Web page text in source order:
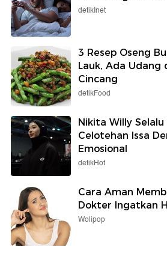
detikInet
3 Resep Oseng
Lauk, Ada Udang
Cincang
detikFood
Nikita Willy
Celotehan Issa
Emosional
detikHot
Cara Aman
Dokter Ingatkan
Wolipop